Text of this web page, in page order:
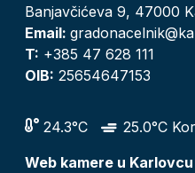
Banjavčićeva 9, 47000
Email:
T: +385 47 628 111
OIB: 25654647153
24.3°C
25.0°C
Web kamere u Karlovcu